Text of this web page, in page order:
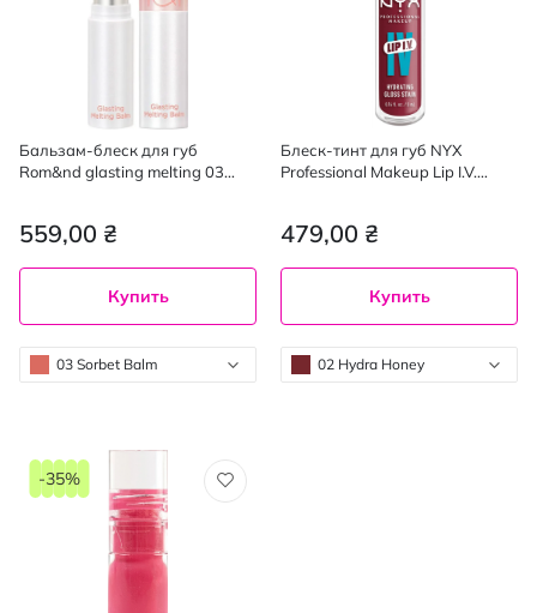
Бальзам-блеск для губ
Rom&nd glasting melting 03
559,00 ₴
Купить
03 Sorbet Balm
Блеск-тинт для губ NYX
Professional Makeup Lip I.V.
479,00 ₴
Купить
02 Hydra Honey
-35%